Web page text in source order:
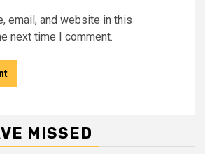
email, and website in this
next time I comment.
MISSED